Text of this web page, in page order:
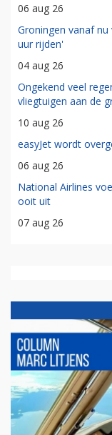
06 aug 26
Groningen vanaf
uur rijden'
04 aug 26
Ongekend veel
vliegtuigen aan de
10 aug 26
easyJet wordt
06 aug 26
National Airlines
ooit uit
07 aug 26